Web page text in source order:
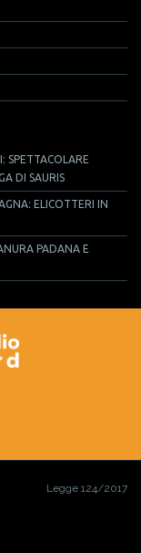
SPETTACOLARE
DI SAURIS
ELICOTTERI IN
PADANA E
Legge 124/2017